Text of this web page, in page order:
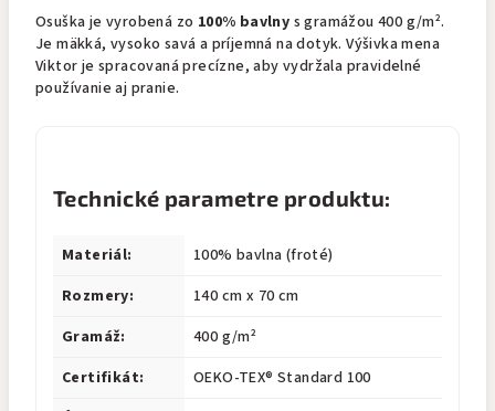
Osuška je vyrobená zo 100% bavlny s gramážou 400 g/m².
Je mäkká, vysoko savá a príjemná na dotyk. Výšivka mena
Viktor je spracovaná precízne, aby vydržala pravidelné
používanie aj pranie.
Technické parametre produktu:
Materiál:
100% bavlna (froté)
Rozmery:
140 cm x 70 cm
Gramáž:
400 g/m²
Certifikát:
OEKO-TEX® Standard 100